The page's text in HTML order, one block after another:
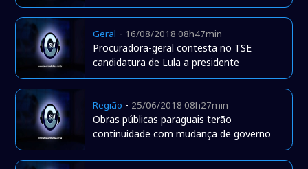
Geral - 16/08/2018 08h47min
Procuradora-geral contesta no TSE
candidatura de Lula a presidente
Região - 25/06/2018 08h27min
Obras públicas paraguais terão
continuidade com mudança de governo